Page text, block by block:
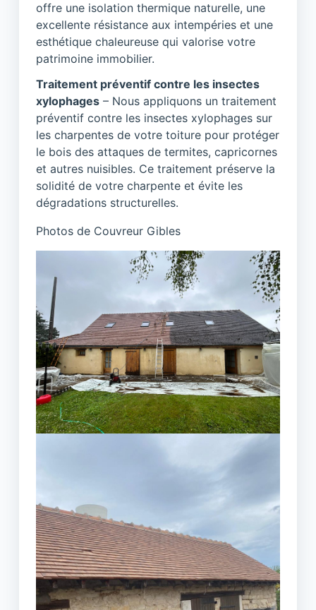
offre une isolation thermique naturelle, une
excellente résistance aux intempéries et une
esthétique chaleureuse qui valorise votre
patrimoine immobilier.
Traitement préventif contre les insectes
xylophages – Nous appliquons un traitement
préventif contre les insectes xylophages sur
les charpentes de votre toiture pour protéger
le bois des attaques de termites, capricornes
et autres nuisibles. Ce traitement préserve la
solidité de votre charpente et évite les
dégradations structurelles.
Photos de Couvreur Gibles